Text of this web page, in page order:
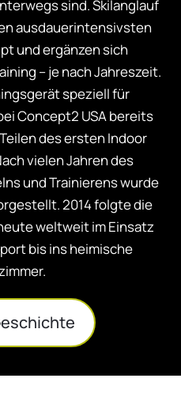
sind. Skilanglauf
ausdauerintensivsten
und ergänzen sich
– je nach Jahreszeit.
speziell für
Concept2 USA bereits
des ersten Indoor
vielen Jahren des
und Trainierens wurde
2014 folgte die
weltweit im Einsatz
bis ins heimische